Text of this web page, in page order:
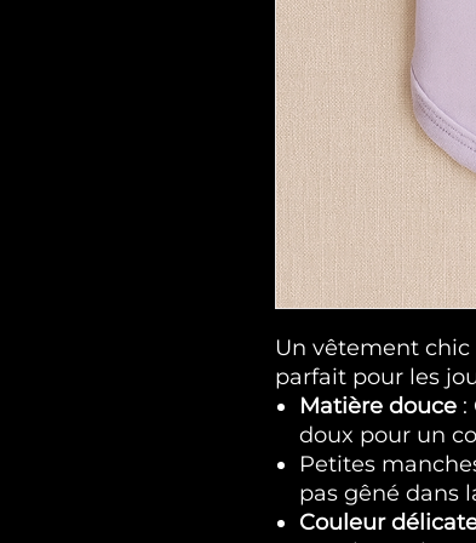
Un vêtement
parfait pour les
Matière douce :
doux pour un
Petites
pas gêné dans
Couleur